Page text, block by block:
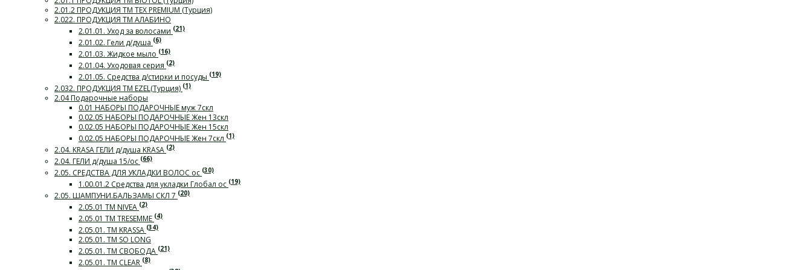
2.01.2 ПРОДУКЦИЯ ТМ TEX PREMIUM (Турция)
2.022. ПРОДУКЦИЯ ТМ АЛАБИНО
2.01.01. Уход за волосами (21)
2.01.02. Гели д/душа (6)
2.01.03. Жидкое мыло (16)
2.01.04. Уходовая серия (2)
2.01.05. Средства д/стирки и посуды (19)
2.032. ПРОДУКЦИЯ ТМ EZEL(Турция) (1)
2.04 Подарочные наборы
0.01 НАБОРЫ ПОДАРОЧНЫЕ муж 7скл
0.02.05 НАБОРЫ ПОДАРОЧНЫЕ Жен 13скл
0.02.05 НАБОРЫ ПОДАРОЧНЫЕ Жен 15скл
0.02.05 НАБОРЫ ПОДАРОЧНЫЕ Жен 7скл (1)
2.04. KRASA ГЕЛИ д/душа KRASA (2)
2.04. ГЕЛИ д/душа 15/ос (66)
2.05. СРЕДСТВА ДЛЯ УКЛАДКИ ВОЛОС ос (30)
1.00.01.2 Средства для укладки Глобал ос (19)
2.05. ШАМПУНИ.БАЛЬЗАМЫ СКЛ 7 (20)
2.05.01 ТМ NIVEA (2)
2.05.01 ТМ TRESEMME (4)
2.05.01. ТМ KRASSA (34)
2.05.01. ТМ SO LONG
2.05.01. ТМ СВОБОДА (21)
2.05.01. ТМ CLEAR (8)